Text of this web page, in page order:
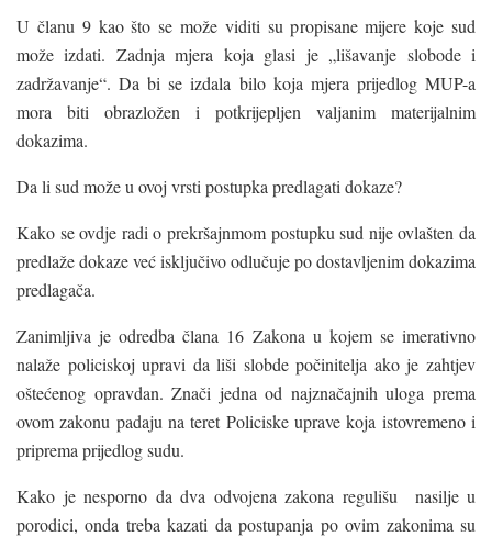
U članu 9 kao što se može viditi su propisane mijere koje sud
može izdati. Zadnja mjera koja glasi je „lišavanje slobode i
zadržavanje“. Da bi se izdala bilo koja mjera prijedlog MUP-a
mora biti obrazložen i potkrijepljen valjanim materijalnim
dokazima.
Da li sud može u ovoj vrsti postupka predlagati dokaze?
Kako se ovdje radi o prekršajnmom postupku sud nije ovlašten da
predlaže dokaze već isključivo odlučuje po dostavljenim dokazima
predlagača.
Zanimljiva je odredba člana 16 Zakona u kojem se imerativno
nalaže policiskoj upravi da liši slobde počinitelja ako je zahtjev
oštećenog opravdan. Znači jedna od najznačajnih uloga prema
ovom zakonu padaju na teret Policiske uprave koja istovremeno i
priprema prijedlog sudu.
Kako je nesporno da dva odvojena zakona regulišu nasilje u
porodici, onda treba kazati da postupanja po ovim zakonima su